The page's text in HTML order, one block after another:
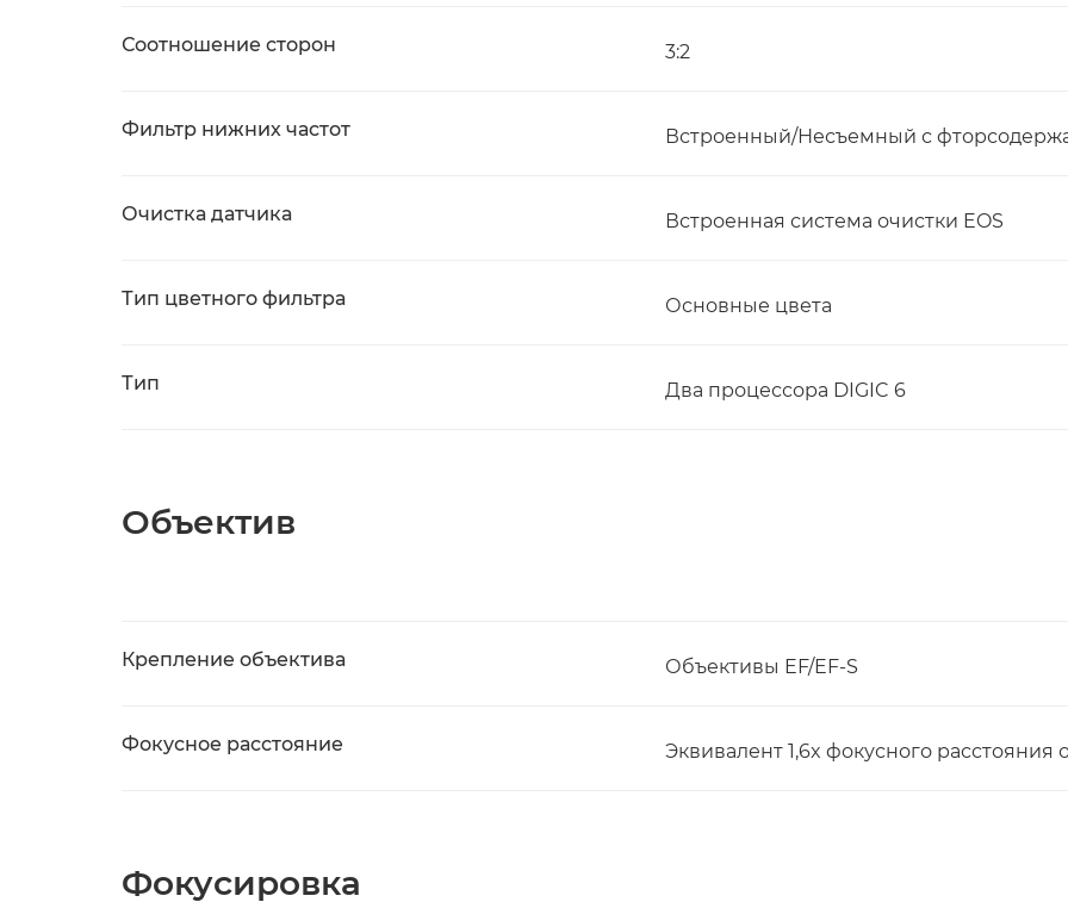
Соотношение сторон 3:2
Фильтр нижних частот Встроенный/Несъемный с
Очистка датчика Встроенная система очистки EOS
Тип цветного фильтра Основные цвета
Тип Два процессора DIGIC 6
Объектив
Крепление объектива Объективы EF/EF-S
Фокусное расстояние Эквивалент 1,6x фокусного расстояния
Фокусировка